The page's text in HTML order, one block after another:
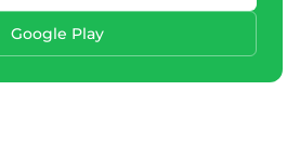
Google Play